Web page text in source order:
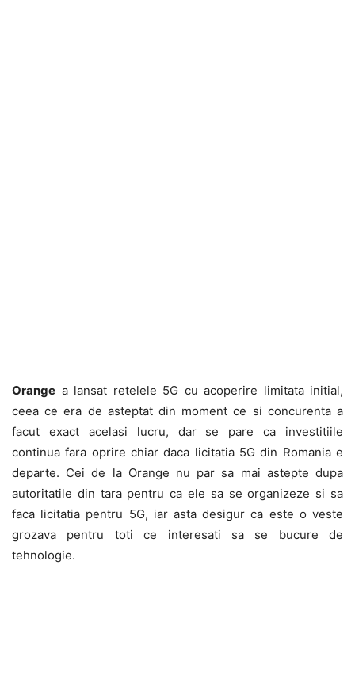
Orange a lansat retelele 5G cu acoperire limitata initial,
ceea ce era de asteptat din moment ce si concurenta a
facut exact acelasi lucru, dar se pare ca investitiile
continua fara oprire chiar daca licitatia 5G din Romania e
departe. Cei de la Orange nu par sa mai astepte dupa
autoritatile din tara pentru ca ele sa se organizeze si sa
faca licitatia pentru 5G, iar asta desigur ca este o veste
grozava pentru toti ce interesati sa se bucure de
tehnologie.